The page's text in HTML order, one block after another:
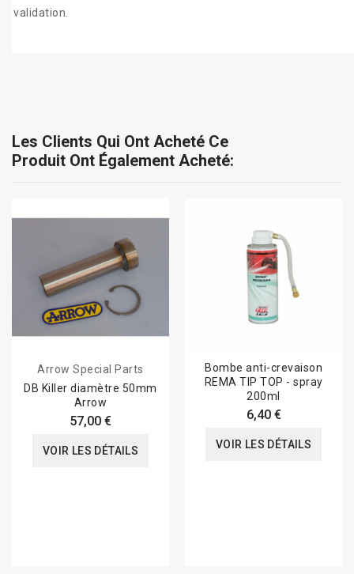
validation.
Les Clients Qui Ont Acheté Ce
Produit Ont Également Acheté:
Arrow Special Parts
DB Killer diamètre 50mm
Arrow
57,00 €
VOIR LES DÉTAILS
Bombe anti-crevaison
REMA TIP TOP - spray
200ml
6,40 €
VOIR LES DÉTAILS